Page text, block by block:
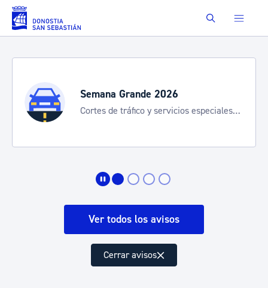
Saltar al contenido principal Buscar
Semana Grande 2026
Cortes de tráfico y servicios especiales
Ver todos los avisos
Cerrar avisos